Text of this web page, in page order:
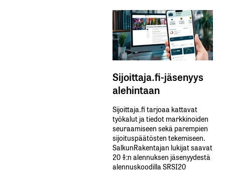
Sijoittaja.fi-jäsenyys
alehintaan
Sijoittaja.fi tarjoaa kattavat
työkalut ja tiedot markkinoiden
seuraamiseen sekä parempien
sijoituspäätösten tekemiseen.
SalkunRakentajan lukijat saavat
20 %:n alennuksen jäsenyydestä
alennuskoodilla SRSI20